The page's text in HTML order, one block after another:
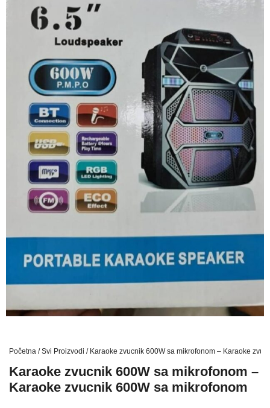
Početna /Svi Proizvodi / Karaoke zvucnik 600W sa mikrofonom – Karaoke
Karaoke zvucnik 600W sa mikrofonom –
Karaoke zvucnik 600W sa mikrofonom